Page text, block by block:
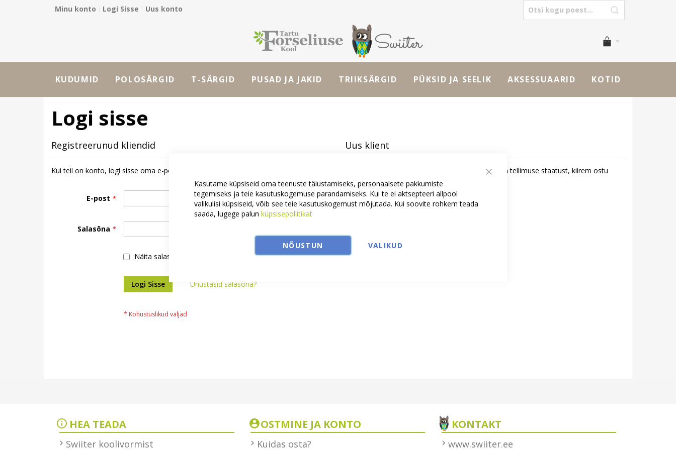
Kasutame küpsiseid oma teenuste täiustamiseks, personaalsete pakkumiste
tegemiseks ja teie kasutuskogemuse parandamiseks. Kui te ei aktsepteeri allpool
valikulisi küpsiseid, võib see teie kasutuskogemust mõjutada. Kui soovite rohkem teada
saada, lugege palun küpsisepoliitikat
NÕUSTUN VALIKUD
Skip
Minu konto Logi Sisse Uus konto
KUDUMID POLOSÄRGID T-SÄRGID PUSAD JA JAKID TRIIKSÄRGID PÜKSID JA SEELIK AKSESSUAARID KOTID
Logi sisse
Registreerunud kliendid
Kui teil on konto, logi sisse oma e-posti aadressiga.
E-post
Salasõna
Näita salasõna
Logi Sisse Unustasid salasõna?
Uus klient
Konto loomisel on mitmeid eeliseid - saate jälgida tellimuse staatust, kiirem ostu
vormistamine ja rohkemgi.
Uus konto
HEA TEADA
Swiiter koolivormist
OSTMINE JA KONTO
Kuidas osta?
KONTAKT
www.swiiter.ee